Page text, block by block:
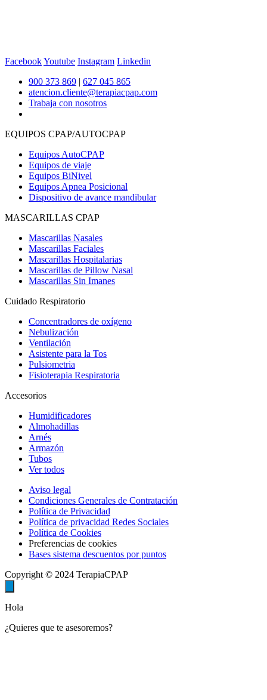
FacebookYoutube Instagram Linkedin
900 373 869 | 627 045 865
atencion.cliente@terapiacpap.com
Trabaja con nosotros
EQUIPOS CPAP/AUTOCPAP
Equipos AutoCPAP
Equipos de viaje
Equipos BiNivel
Equipos Apnea Posicional
Dispositivo de avance mandibular
MASCARILLAS CPAP
Mascarillas Nasales
Mascarillas Faciales
Mascarillas Hospitalarias
Mascarillas de Pillow Nasal
Mascarillas Sin Imanes
Cuidado Respiratorio
Concentradores de oxígeno
Nebulización
Ventilación
Asistente para la Tos
Pulsiometria
Fisioterapia Respiratoria
Accesorios
Humidificadores
Almohadillas
Arnés
Armazón
Tubos
Ver todos
Aviso legal
Condiciones Generales de Contratación
Política de Privacidad
Política de privacidad Redes Sociales
Política de Cookies
Preferencias de cookies
Bases sistema descuentos por puntos
Copyright © 2024 TerapiaCPAP
Hola
¿Quieres que te asesoremos?